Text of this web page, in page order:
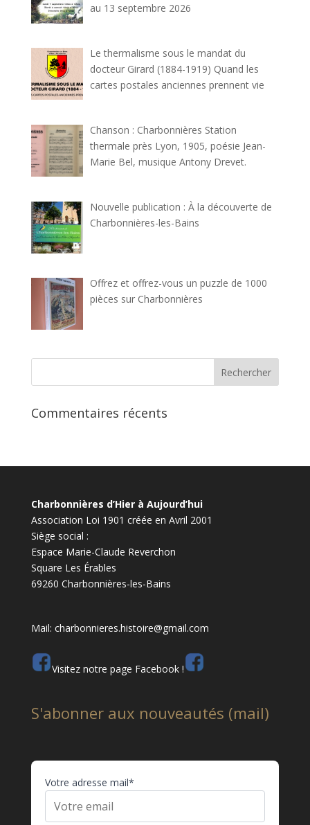
au 13 septembre 2026
Le thermalisme sous le mandat du
docteur Girard (1884-1919) Quand les
cartes postales anciennes prennent vie
Chanson : Charbonnières Station
thermale près Lyon, 1905, poésie Jean-
Marie Bel, musique Antony Drevet.
Nouvelle publication : À la découverte de
Charbonnières-les-Bains
Offrez et offrez-vous un puzzle de 1000
pièces sur Charbonnières
Commentaires récents
Charbonnières d’Hier à Aujourd’hui
Association Loi 1901 créée en Avril 2001
Siège social :
Espace Marie-Claude Reverchon
Square Les Érables
69260 Charbonnières-les-Bains
Mail: charbonnieres.histoire@gmail.com
Visitez notre page Facebook !
S'abonner aux nouveautés (mail)
Votre adresse mail*